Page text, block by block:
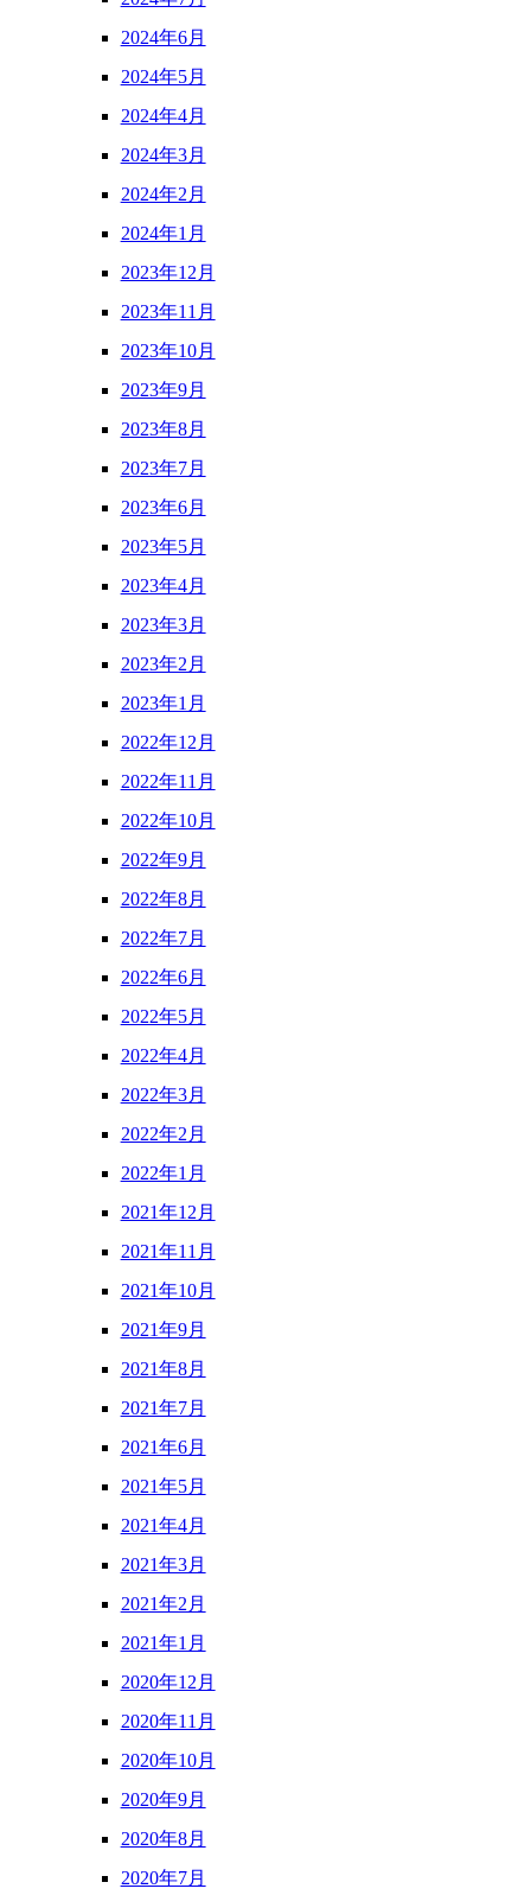
2024年6月
2024年5月
2024年4月
2024年3月
2024年2月
2024年1月
2023年12月
2023年11月
2023年10月
2023年9月
2023年8月
2023年7月
2023年6月
2023年5月
2023年4月
2023年3月
2023年2月
2023年1月
2022年12月
2022年11月
2022年10月
2022年9月
2022年8月
2022年7月
2022年6月
2022年5月
2022年4月
2022年3月
2022年2月
2022年1月
2021年12月
2021年11月
2021年10月
2021年9月
2021年8月
2021年7月
2021年6月
2021年5月
2021年4月
2021年3月
2021年2月
2021年1月
2020年12月
2020年11月
2020年10月
2020年9月
2020年8月
2020年7月